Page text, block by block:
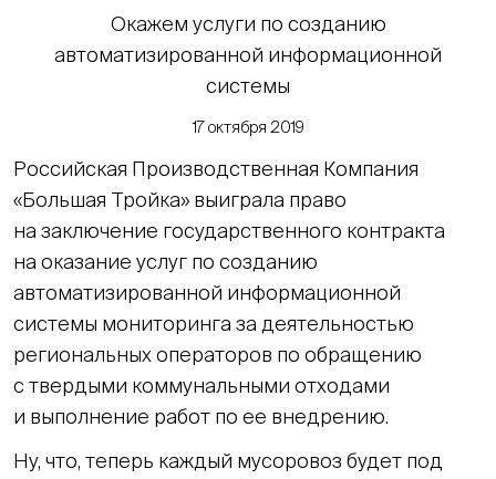
Окажем услуги по созданию
автоматизированной информационной
системы
17 октября 2019
Российская Производственная Компания
«Большая Тройка» выиграла право
на заключение государственного контракта
на оказание услуг по созданию
автоматизированной информационной
системы мониторинга за деятельностью
региональных операторов по обращению
с твердыми коммунальными отходами
и выполнение работ по ее внедрению.
Ну, что, теперь каждый мусоровоз будет под